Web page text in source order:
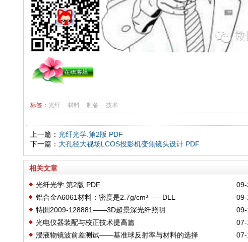
标签： 光纤 材料 制备 技术
上一篇： 光纤光学.第2版 PDF
下一篇： 大孔径大视场LCOS投影机变焦镜头设计 PDF
相关文章
光纤光学.第2版 PDF
铝合金A6061材料：密度是2.7g/cm³——DLL
09-
特開2009-128881——3D超景深光纤照明
07-
光电仪器装配与校正技术提高篇
浸液物镜波前差测试——基准球反射率与材料的选择